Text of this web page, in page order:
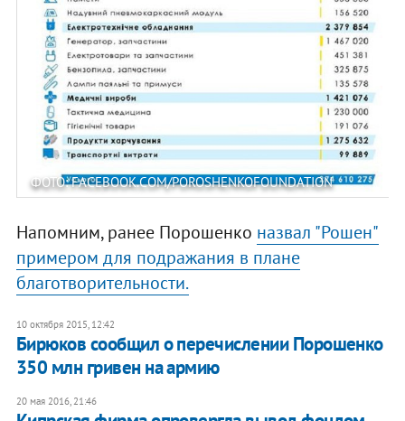
ФОТО: FACEBOOK.COM/POROSHENKOFOUNDATION
Напомним, ранее Порошенко назвал "Рошен"
примером для подражания в плане
благотворительности.
10 октября 2015, 12:42
Бирюков сообщил о перечислении Порошенко
350 млн гривен на армию
20 мая 2016, 21:46